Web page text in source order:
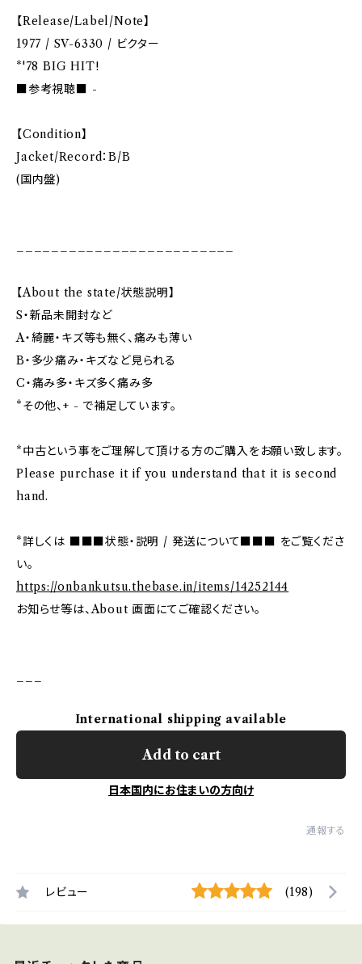
【Release/Label/Note】
1977 / SV-6330 / ビクター
*'78 BIG HIT!
■参考視聴■ -
【Condition】
Jacket/Record：B/B
(国内盤)
【About the state/状態説明】
S・新品未開封など
A・綺麗・キズ等も無く、痛みも薄い
B・多少痛み・キズなど見られる
C・痛み多・キズ多く痛み多
*その他、+ - で補足しています。
*中古という事をご理解して頂ける方のご購入をお願い致します。
Please purchase it if you understand that it is second
hand.
*詳しくは ■■■状態・説明 / 発送について■■■ をご覧くださ
い。
https://onbankutsu.thebase.in/items/14252144
お知らせ等は、About 画面にてご確認ください。
International shipping available
Add to cart
日本国内にお住まいの方向け
通報する
レビュー (198)